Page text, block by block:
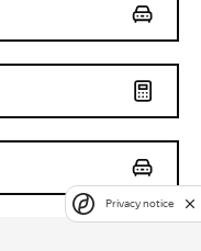
Privacy notice